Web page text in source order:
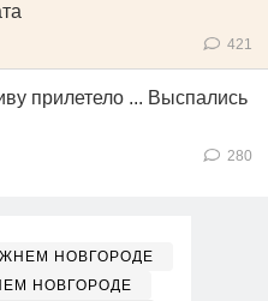
421
прилетело ... Выспались
280
НОВГОРОДЕ
НОВГОРОДЕ